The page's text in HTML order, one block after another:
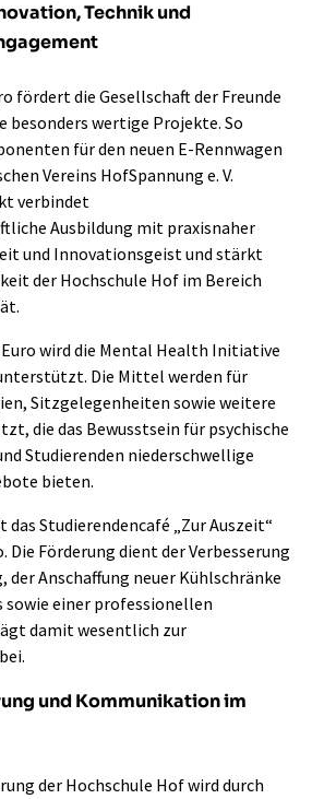
Technik und
fördert die Gesellschaft der Freunde
besonders wertige Projekte. So
für den neuen E-Rennwagen
Vereins HofSpannung e. V.
verbindet
Ausbildung mit praxisnaher
und Innovationsgeist und stärkt
der Hochschule Hof im Bereich
wird die Mental Health Initiative
Die Mittel werden für
Sitzgelegenheiten sowie weitere
die das Bewusstsein für psychische
Studierenden niederschwellige
bieten.
das Studierendencafé „Zur Auszeit“
Die Förderung dient der Verbesserung
Anschaffung neuer Kühlschränke
sowie einer professionellen
damit wesentlich zur
und Kommunikation im
der Hochschule Hof wird durch